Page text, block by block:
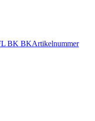
BK BKArtikelnummer